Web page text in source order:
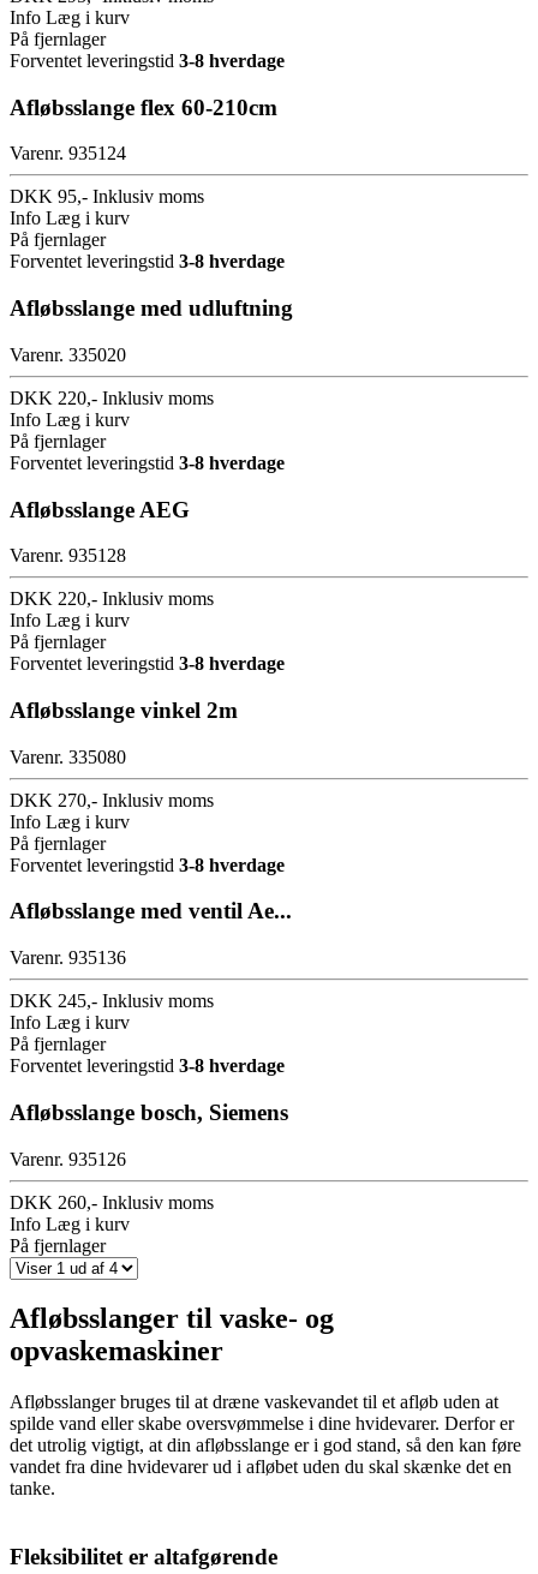
Info Læg i kurv
På fjernlager
Forventet leveringstid 3-8 hverdage
Afløbsslange flex 60-210cm
Varenr. 935124
DKK 95,- Inklusiv moms
Info Læg i kurv
På fjernlager
Forventet leveringstid 3-8 hverdage
Afløbsslange med udluftning
Varenr. 335020
DKK 220,- Inklusiv moms
Info Læg i kurv
På fjernlager
Forventet leveringstid 3-8 hverdage
Afløbsslange AEG
Varenr. 935128
DKK 220,- Inklusiv moms
Info Læg i kurv
På fjernlager
Forventet leveringstid 3-8 hverdage
Afløbsslange vinkel 2m
Varenr. 335080
DKK 270,- Inklusiv moms
Info Læg i kurv
På fjernlager
Forventet leveringstid 3-8 hverdage
Afløbsslange med ventil Ae...
Varenr. 935136
DKK 245,- Inklusiv moms
Info Læg i kurv
På fjernlager
Forventet leveringstid 3-8 hverdage
Afløbsslange bosch, Siemens
Varenr. 935126
DKK 260,- Inklusiv moms
Info Læg i kurv
På fjernlager
Afløbsslanger til vaske- og
opvaskemaskiner
Afløbsslanger bruges til at dræne vaskevandet til et afløb uden at
spilde vand eller skabe oversvømmelse i dine hvidevarer. Derfor er
det utrolig vigtigt, at din afløbsslange er i god stand, så den kan føre
vandet fra dine hvidevarer ud i afløbet uden du skal skænke det en
tanke.
Fleksibilitet er altafgørende